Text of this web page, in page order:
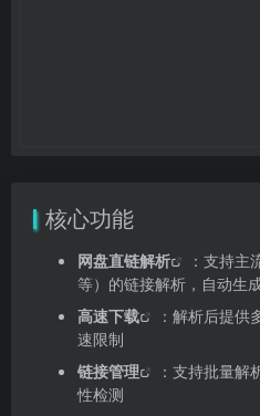
核心功能
网盘直链解析
：支持主
等）的链接解析，自动生
高速下载
：解析后提供
速限制
链接管理
：支持批量解
性检测